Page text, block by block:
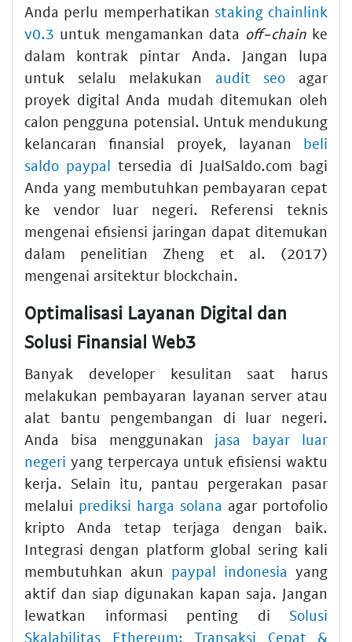
Anda perlu memperhatikan staking chainlink
v0.3 untuk mengamankan data off-chain ke
dalam kontrak pintar Anda. Jangan lupa
untuk selalu melakukan audit seo agar
proyek digital Anda mudah ditemukan oleh
calon pengguna potensial. Untuk mendukung
kelancaran finansial proyek, layanan beli
saldo paypal tersedia di JualSaldo.com bagi
Anda yang membutuhkan pembayaran cepat
ke vendor luar negeri. Referensi teknis
mengenai efisiensi jaringan dapat ditemukan
dalam penelitian Zheng et al. (2017)
mengenai arsitektur blockchain.
Optimalisasi Layanan Digital dan
Solusi Finansial Web3
Banyak developer kesulitan saat harus
melakukan pembayaran layanan server atau
alat bantu pengembangan di luar negeri.
Anda bisa menggunakan jasa bayar luar
negeri yang terpercaya untuk efisiensi waktu
kerja. Selain itu, pantau pergerakan pasar
melalui prediksi harga solana agar portofolio
kripto Anda tetap terjaga dengan baik.
Integrasi dengan platform global sering kali
membutuhkan akun paypal indonesia yang
aktif dan siap digunakan kapan saja. Jangan
lewatkan informasi penting di Solusi
Skalabilitas Ethereum: Transaksi Cepat &